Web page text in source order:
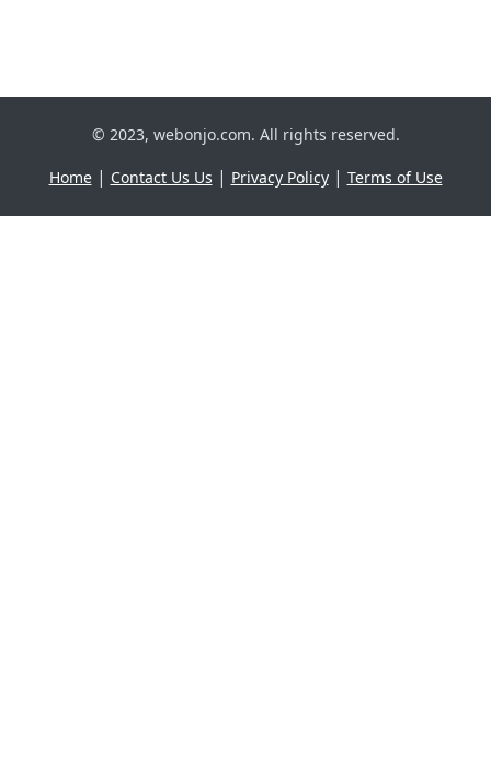
© 2023, webonjo.com. All rights reserved.
Home| Contact Us Us | Privacy Policy| Terms of Use